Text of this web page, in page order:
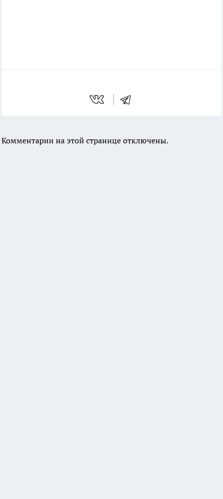
Комментарии на этой странице отключены.